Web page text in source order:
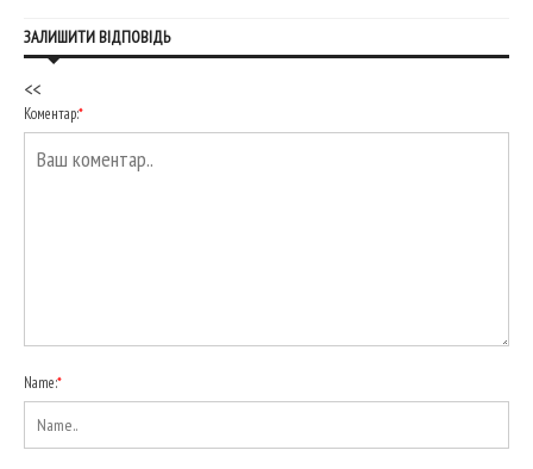
ЗАЛИШИТИ ВІДПОВІДЬ
<<
Коментар:*
Name:*